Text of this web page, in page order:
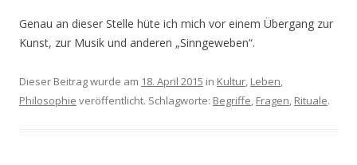
Genau an dieser Stelle hüte ich mich vor einem Übergang zur
Kunst, zur Musik und anderen „Sinngeweben“.
Dieser Beitrag wurde am 18. April 2015 in Kultur, Leben,
Philosophie veröffentlicht. Schlagworte: Begriffe, Fragen, Rituale.